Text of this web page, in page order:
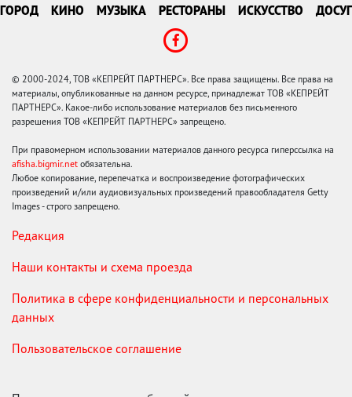
ГОРОД КИНО МУЗЫКА РЕСТОРАНЫ ИСКУССТВО ДОСУГ
© 2000-2024, ТОВ «КЕПРЕЙТ ПАРТНЕРС». Все права защищены. Все права на
материалы, опубликованные на данном ресурсе, принадлежат ТОВ «КЕПРЕЙТ
ПАРТНЕРС». Какое-либо использование материалов без письменного
разрешения ТОВ «КЕПРЕЙТ ПАРТНЕРС» запрещено.
При правомерном использовании материалов данного ресурса гиперссылка на
afisha.bigmir.net обязательна.
Любое копирование, перепечатка и воспроизведение фотографических
произведений и/или аудиовизуальных произведений правообладателя Getty
Images - строго запрещено.
Редакция
Наши контакты и схема проезда
Политика в сфере конфиденциальности и персональных
данных
Пользовательское соглашение